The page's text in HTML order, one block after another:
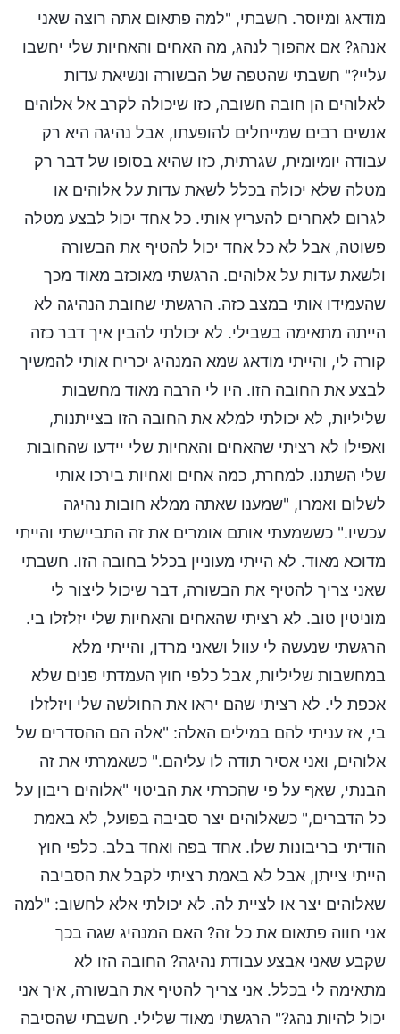
מודאג ומיוסר. חשבתי, "למה פתאום אתה רוצה שאני
אנהג? אם אהפוך לנהג, מה האחים והאחיות שלי יחשבו
עליי?" חשבתי שהטפה של הבשורה ונשיאת עדות
לאלוהים הן חובה חשובה, כזו שיכולה לקרב אל אלוהים
אנשים רבים שמייחלים להופעתו, אבל נהיגה היא רק
עבודה יומיומית, שגרתית, כזו שהיא בסופו של דבר רק
מטלה שלא יכולה בכלל לשאת עדות על אלוהים או
לגרום לאחרים להעריץ אותי. כל אחד יכול לבצע מטלה
פשוטה, אבל לא כל אחד יכול להטיף את הבשורה
ולשאת עדות על אלוהים. הרגשתי מאוכזב מאוד מכך
שהעמידו אותי במצב כזה. הרגשתי שחובת הנהיגה לא
הייתה מתאימה בשבילי. לא יכולתי להבין איך דבר כזה
קורה לי, והייתי מודאג שמא המנהיג יכריח אותי להמשיך
לבצע את החובה הזו. היו לי הרבה מאוד מחשבות
שליליות, לא יכולתי למלא את החובה הזו בצייתנות,
ואפילו לא רציתי שהאחים והאחיות שלי יידעו שהחובות
שלי השתנו. למחרת, כמה אחים ואחיות בירכו אותי
לשלום ואמרו, "שמענו שאתה ממלא חובות נהיגה
עכשיו." כששמעתי אותם אומרים את זה התביישתי והייתי
מדוכא מאוד. לא הייתי מעוניין בכלל בחובה הזו. חשבתי
שאני צריך להטיף את הבשורה, דבר שיכול ליצור לי
מוניטין טוב. לא רציתי שהאחים והאחיות שלי יזלזלו בי.
הרגשתי שנעשה לי עוול ושאני מרדן, והייתי מלא
במחשבות שליליות, אבל כלפי חוץ העמדתי פנים שלא
אכפת לי. לא רציתי שהם יראו את החולשה שלי ויזלזלו
בי, אז עניתי להם במילים האלה: "אלה הם ההסדרים של
אלוהים, ואני אסיר תודה לו עליהם." כשאמרתי את זה
הבנתי, שאף על פי שהכרתי את הביטוי "אלוהים ריבון על
כל הדברים," כשאלוהים יצר סביבה בפועל, לא באמת
הודיתי בריבונות שלו. אחד בפה ואחד בלב. כלפי חוץ
הייתי צייתן, אבל לא באמת רציתי לקבל את הסביבה
שאלוהים יצר או לציית לה. לא יכולתי אלא לחשוב: "למה
אני חווה פתאום את כל זה? האם המנהיג שגה בכך
שקבע שאני אבצע עבודת נהיגה? החובה הזו לא
מתאימה לי בכלל. אני צריך להטיף את הבשורה, איך אני
יכול להיות נהג?" הרגשתי מאוד שלילי. חשבתי שהסיבה